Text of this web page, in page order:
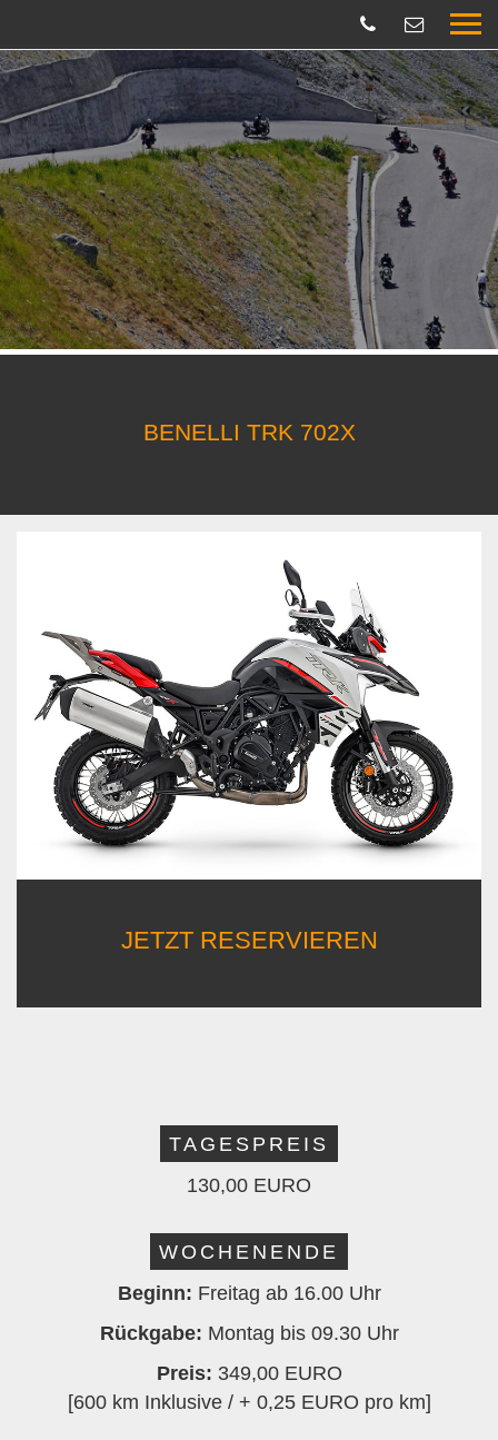
BENELLI TRK 702X
JETZT RESERVIEREN
TAGESPREIS
130,00 EURO
WOCHENENDE
Beginn: Freitag ab 16.00 Uhr
Rückgabe: Montag bis 09.30 Uhr
Preis: 349,00 EURO
[600 km Inklusive / + 0,25 EURO pro km]